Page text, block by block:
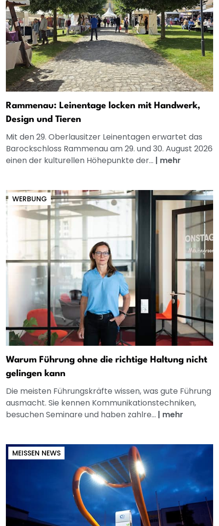
Rammenau: Leinentage locken mit Handwerk,
Design und Tieren
Mit den 29. Oberlausitzer Leinentagen erwartet das
Barockschloss Rammenau am 29. und 30. August 2026
einen der kulturellen Höhepunkte der... | mehr
WERBUNG
Warum Führung ohne die richtige Haltung nicht
gelingen kann
Die meisten Führungskräfte wissen, was gute Führung
ausmacht. Sie kennen Kommunikationstechniken,
besuchen Seminare und haben zahlre... | mehr
MEISSEN NEWS